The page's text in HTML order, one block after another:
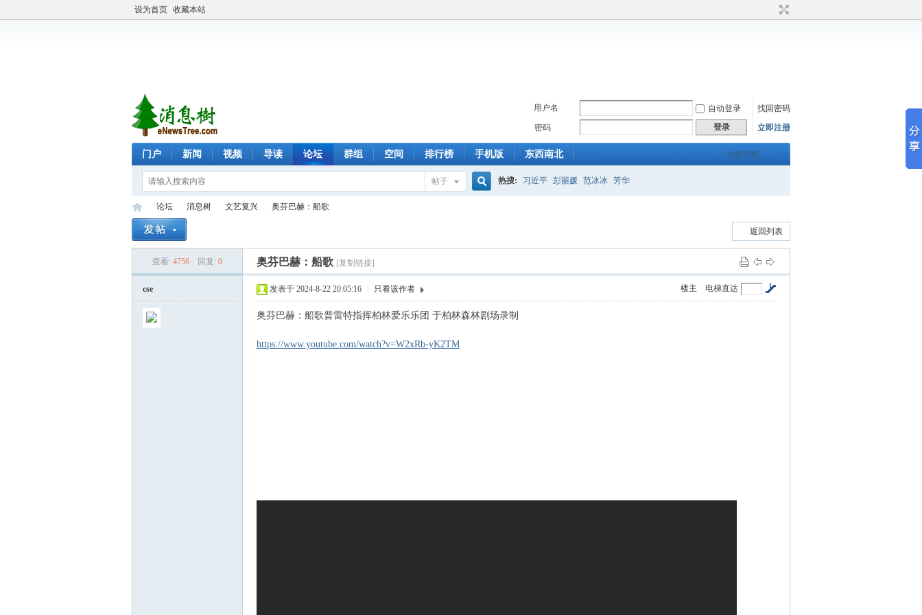
设为首页 收藏本站
用户名 自动登录
找回密码
密码
登录 立即注册
快捷导航
门户 新闻 视频 导读 论坛 群组 空间 排行榜 手机版 东西南北
帖子 热搜: 习近平 彭丽媛 范冰冰 芳华
论坛
›
消息树
›
文艺复兴
›
奥芬巴赫：船歌
返回列表
查看: 4756 回复: 0 奥芬巴赫：船歌 [复制链接]
cse 电梯直达
楼主
发表于 2024-8-22 20:05:16 只看该作者
奥芬巴赫：船歌普雷特指挥柏林爱乐乐团 于柏林森林剧场录制
https://www.youtube.com/watch?v=W2xRb-yK2TM